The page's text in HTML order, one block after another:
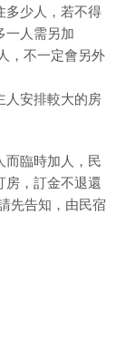
多少人，若不得
一人需另加
，不一定會另外
人安排較大的房
而臨時加人，民
房，訂金不退還
先告知，由民宿